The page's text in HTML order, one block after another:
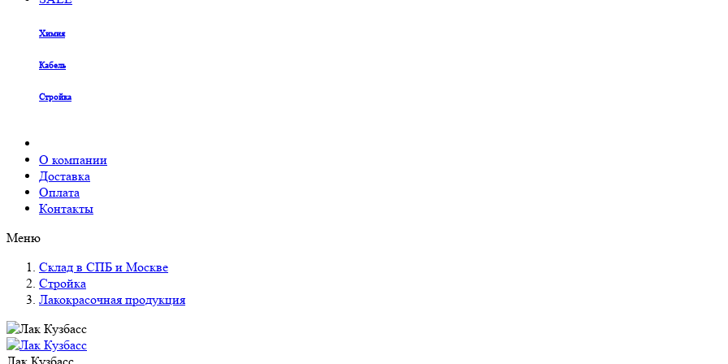
Химия
Кабель
Стройка
О компании
Доставка
Оплата
Контакты
Меню
Склад в СПБ и Москве
Стройка
Лакокрасочная продукция